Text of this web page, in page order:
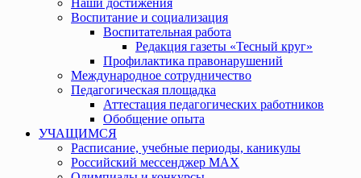
Воспитание и социализация
Воспитательная работа
Редакция газеты «Тесный круг»
Профилактика правонарушений
Международное сотрудничество
Педагогическая площадка
Аттестация педагогических работников
Обобщение опыта
УЧАЩИМСЯ
Расписание, учебные периоды, каникулы
Российский мессенджер MAX